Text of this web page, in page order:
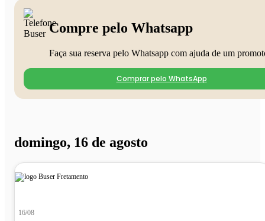
Compre pelo Whatsapp
Faça sua reserva pelo Whatsapp com ajuda de um
Comprar pelo WhatsApp
domingo, 16 de agosto
16/08